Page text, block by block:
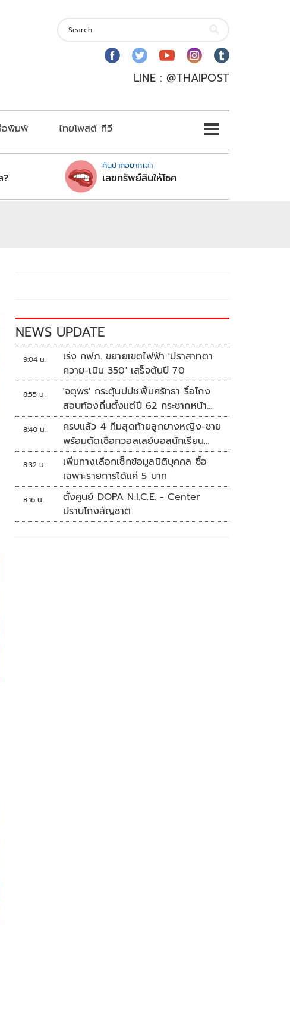
LINE : @THAIPOST
อพิมพ์ ไทยโพสต์ ทีวี
?
คันปากอยากเล่า
เลขทรัพย์สินให้โชค
NEWS UPDATE
9:04 น.
เร่ง กฟภ. ขยายเขตไฟฟ้า 'ปราสาทตา
ควาย-เนิน 350' เสร็จต้นปี 70
8:55 น.
'จตุพร' กระตุ้นปปช.ฟื้นศรัทธา รื้อโกง
สอบท้องถิ่นตั้งแต่ปี 62 กระชากหน้า
ลงโทษให้เข็ดหลาบ
8:40 น.
ครบแล้ว 4 ทีมสุดท้ายลูกยางหญิง-ชาย
พร้อมตัดเชือกวอลเลย์บอลนักเรียน
แชมป์กีฬา '7HD 2026'
8:32 น.
เพิ่มทางเลือกเช็กข้อมูลนิติบุคคล ซื้อ
เฉพาะรายการได้แค่ 5 บาท
8:16 น.
ตั้งศูนย์ DOPA N.I.C.E. - Center
ปราบโกงสัญชาติ